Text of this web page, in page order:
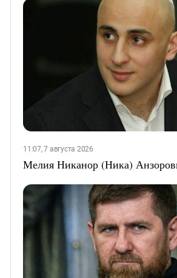
11:07, 7 августа 2026
Мелия Никанор (Ника)